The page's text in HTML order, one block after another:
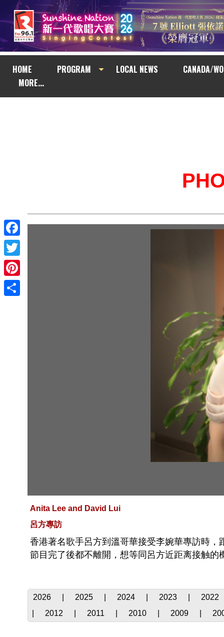
HOME PROGRAM LOCAL NEWS
CANADA/
MORE...
Facebook
Twitter
Pinterest
Anita Lee and David Lui
呂方專訪
香港著名歌手呂方到溫哥華接受李婉華專訪時
節目完了後都不離開，想等同呂方近距离接触的
2026 2025 2024 2023
2022
2012 2011 2010 2009